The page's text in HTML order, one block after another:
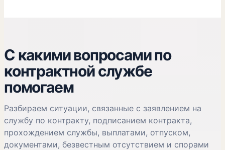
С какими вопросами по
контрактной службе
помогаем
Разбираем ситуации, связанные с заявлением на
службу по контракту, подписанием контракта,
прохождением службы, выплатами, отпуском,
документами, безвестным отсутствием и спорами